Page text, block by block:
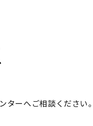
ーへご相談ください。